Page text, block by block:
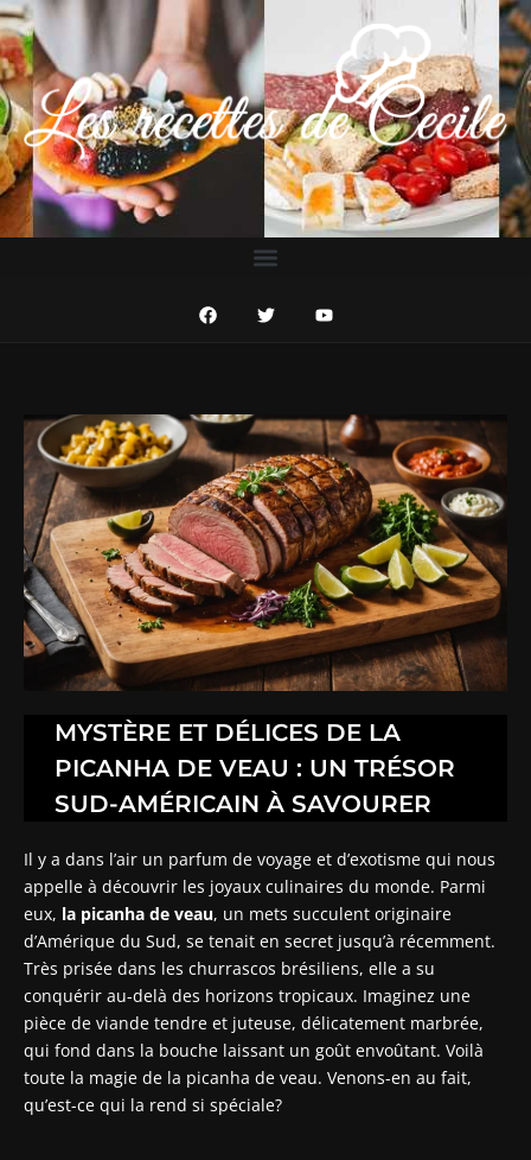
MYSTÈRE ET DÉLICES DE LA
PICANHA DE VEAU : UN TRÉSOR
SUD-AMÉRICAIN À SAVOURER
Il y a dans l’air un parfum de voyage et d’exotisme qui nous
appelle à découvrir les joyaux culinaires du monde. Parmi
eux, la picanha de veau, un mets succulent originaire
d’Amérique du Sud, se tenait en secret jusqu’à récemment.
Très prisée dans les churrascos brésiliens, elle a su
conquérir au-delà des horizons tropicaux. Imaginez une
pièce de viande tendre et juteuse, délicatement marbrée,
qui fond dans la bouche laissant un goût envoûtant. Voilà
toute la magie de la picanha de veau. Venons-en au fait,
qu’est-ce qui la rend si spéciale?